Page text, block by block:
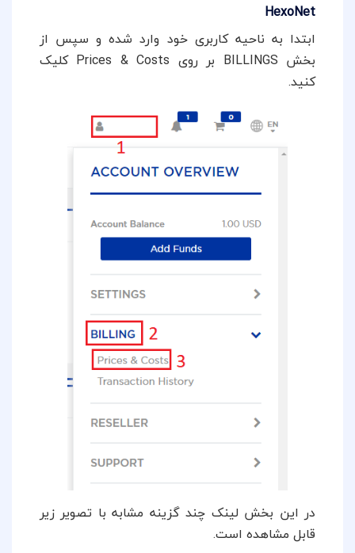
HexoNet
ابتدا به ناحیه کاربری خود وارد شده و سپس از
بخش BILLINGS بر روی Prices & Costs کلیک
کنید.
در این بخش لینک چند گزینه مشابه با تصویر زیر
قابل مشاهده است.